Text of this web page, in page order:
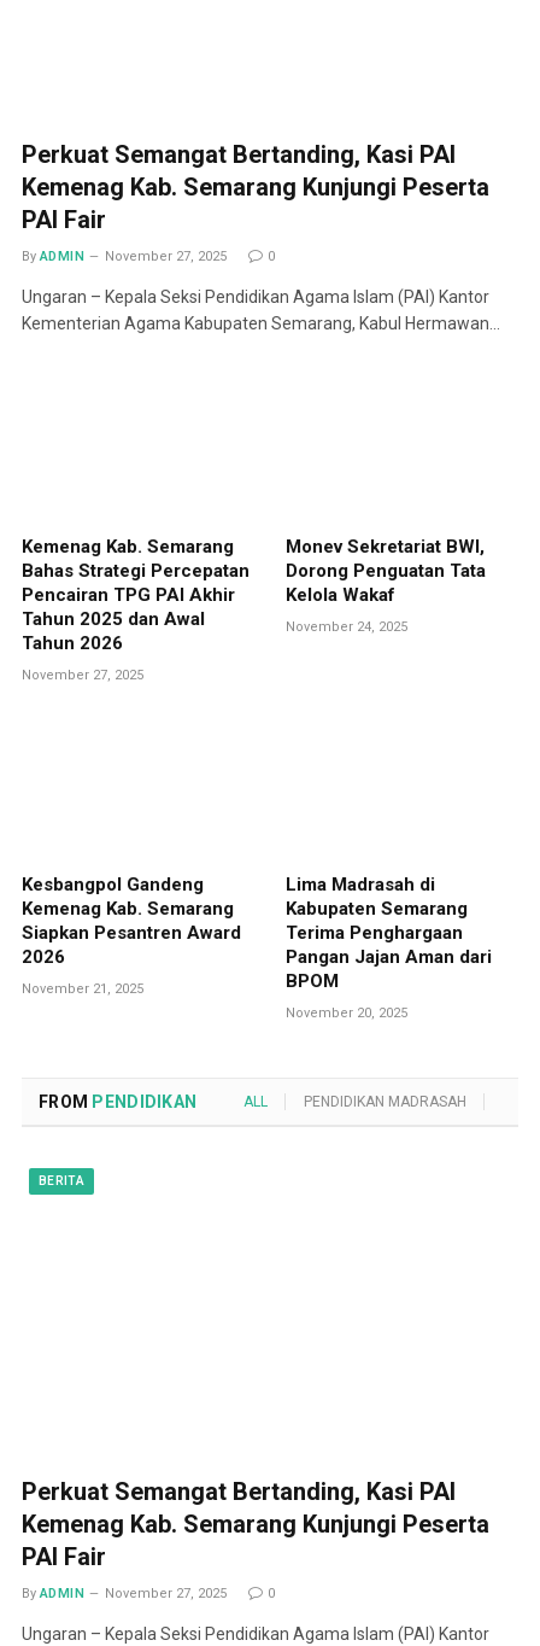
Perkuat Semangat Bertanding, Kasi PAI
Kemenag Kab. Semarang Kunjungi Peserta
PAI Fair
By ADMIN November 27, 2025 0
Ungaran – Kepala Seksi Pendidikan Agama Islam (PAI) Kantor
Kementerian Agama Kabupaten Semarang, Kabul Hermawan…
Kemenag Kab. Semarang
Bahas Strategi Percepatan
Pencairan TPG PAI Akhir
Tahun 2025 dan Awal
Tahun 2026
November 27, 2025
Monev Sekretariat BWI,
Dorong Penguatan Tata
Kelola Wakaf
November 24, 2025
Kesbangpol Gandeng
Kemenag Kab. Semarang
Siapkan Pesantren Award
2026
November 21, 2025
Lima Madrasah di
Kabupaten Semarang
Terima Penghargaan
Pangan Jajan Aman dari
BPOM
November 20, 2025
FROM PENDIDIKAN ALL PENDIDIKAN MADRASAH
BERITA
Perkuat Semangat Bertanding, Kasi PAI
Kemenag Kab. Semarang Kunjungi Peserta
PAI Fair
By ADMIN November 27, 2025 0
Ungaran – Kepala Seksi Pendidikan Agama Islam (PAI) Kantor